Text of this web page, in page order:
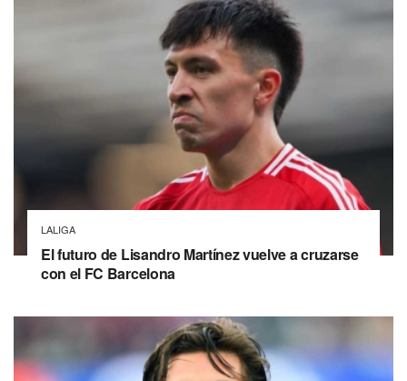
LALIGA
El futuro de Lisandro Martínez vuelve a cruzarse
con el FC Barcelona